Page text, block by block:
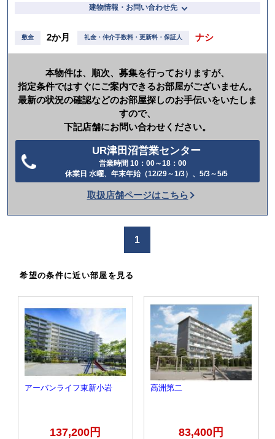
建物情報・お問い合わせ先
敷金 2か月 礼金・仲介手数料・更新料・保証人 ナシ
本物件は、順次、募集を行っておりますが、
指定条件ではすぐにご案内できるお部屋がございません。
最新の状況の確認などのお部屋探しのお手伝いをいたしま
すので、
下記店舗にお問い合わせください。
UR津田沼営業センター
営業時間 10：00～18：00
休業日 水曜、年末年始（12/29～1/3）、5/3～5/5
話
か
取扱店舗ページはこちら
1
希望の条件に近い部屋を見る
アーバンライフ東新小岩
137,200円
高洲第二
83,400円